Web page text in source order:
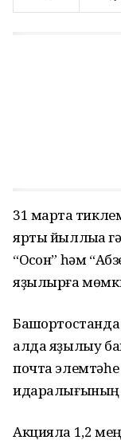
31 мартҡа
ярты йыллыҡҡа
“Осҡон” һәм
яҙылырға
алда яҙылыу
почта
идаралығының
Акцияла 1,2